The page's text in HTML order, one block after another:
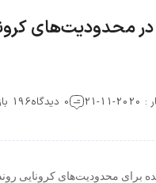
محدودیت‌های
21 0 دیدگاه 196 بازدید
برای محدودیت‌های کرونایی